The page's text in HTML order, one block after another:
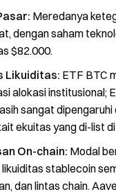
Meredanya
dengan saham
$82.000.
Likuiditas: ETF BTC
alokasi institusional;
sangat
ekuitas yang di-list
On-chain: Modal
stablecoin
dan lintas chain.